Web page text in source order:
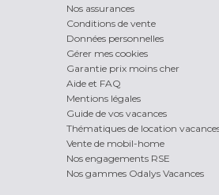
Nos assurances
Conditions de vente
Données personnelles
Gérer mes cookies
Garantie prix moins cher
Aide et FAQ
Mentions légales
Guide de vos vacances
Thématiques de location
Vente de mobil-home
Nos engagements RSE
Nos gammes Odalys Vacances